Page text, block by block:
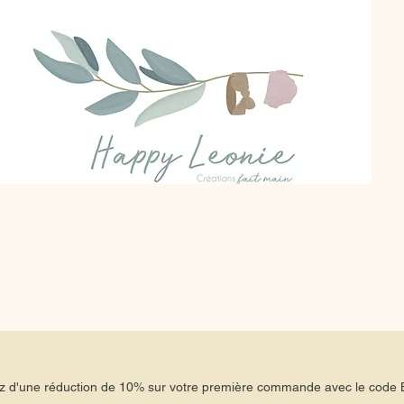
d'une réduction de 10% sur votre première commande avec le code